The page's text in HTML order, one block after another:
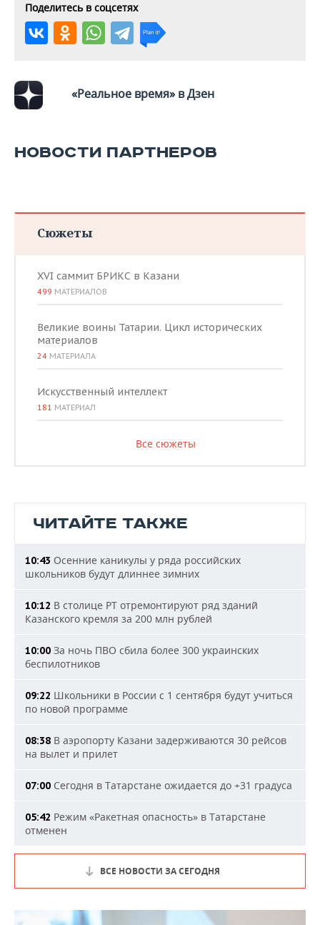
ВОДНЫЕ ВИДЫ СПОРТА
ХОККЕЙ С МЯЧОМ
ОБРАЗОВАНИЕ
ПРОИСШЕСТВИЯ
Поделитесь в соцсетях
«Реальное время» в Дзен
НОВОСТИ ПАРТНЕРОВ
Сюжеты
XVI саммит БРИКС в Казани
499 МАТЕРИАЛОВ
Великие воины Татарии. Цикл исторических
материалов
24 МАТЕРИАЛА
Искусственный интеллект
181 МАТЕРИАЛ
Все сюжеты
ЧИТАЙТЕ ТАКЖЕ
10:43 Осенние каникулы у ряда российских
школьников будут длиннее зимних
10:12 В столице РТ отремонтируют ряд зданий
Казанского кремля за 200 млн рублей
10:00 За ночь ПВО сбила более 300 украинских
беспилотников
09:22 Школьники в России с 1 сентября будут учиться
по новой программе
08:38 В аэропорту Казани задерживаются 30 рейсов
на вылет и прилет
07:00 Сегодня в Татарстане ожидается до +31 градуса
05:42 Режим «Ракетная опасность» в Татарстане
отменен
ВСЕ НОВОСТИ ЗА СЕГОДНЯ